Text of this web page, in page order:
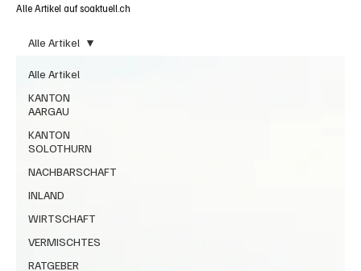
Alle Artikel auf soaktuell.ch
Alle Artikel
KANTON
AARGAU
KANTON
SOLOTHURN
NACHBARSCHAFT
INLAND
WIRTSCHAFT
VERMISCHTES
RATGEBER
Alle Artikel